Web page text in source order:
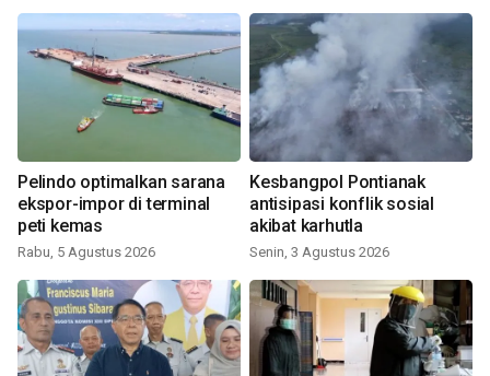
Pelindo optimalkan sarana
ekspor-impor di terminal
peti kemas
Rabu, 5 Agustus 2026
Kesbangpol Pontianak
antisipasi konflik sosial
akibat karhutla
Senin, 3 Agustus 2026